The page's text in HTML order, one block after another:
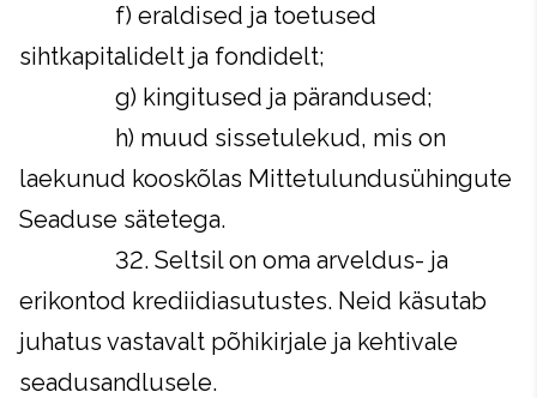
f) eraldised ja toetused
sihtkapitalidelt ja fondidelt;
g) kingitused ja pärandused;
h) muud sissetulekud, mis on
laekunud kooskõlas Mittetulundusühingute
Seaduse sätetega.
32. Seltsil on oma arveldus- ja
erikontod krediidiasutustes. Neid käsutab
juhatus vastavalt põhikirjale ja kehtivale
seadusandlusele.